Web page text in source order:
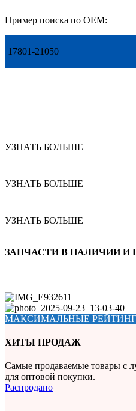
Пример поиска по OEM:
17801-21050
УЗНАТЬ БОЛЬШЕ
УЗНАТЬ БОЛЬШЕ
УЗНАТЬ БОЛЬШЕ
ЗАПЧАСТИ В НАЛИЧИИ И
МАКСИМАЛЬНЫЕ
ХИТЫ ПРОДАЖ
Самые продаваемые товары с
для оптовой покупки.
Распродано